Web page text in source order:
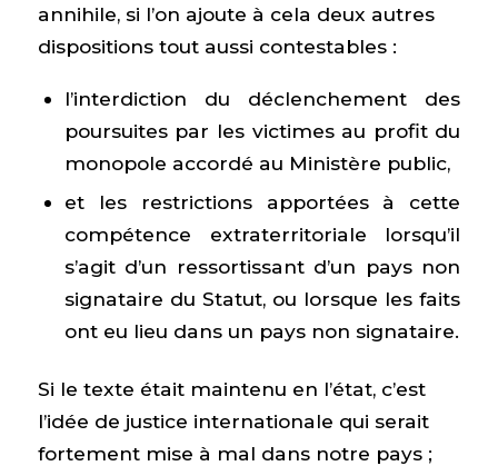
annihile, si l’on ajoute à cela deux autres
dispositions tout aussi contestables :
l’interdiction du déclenchement des
poursuites par les victimes au profit du
monopole accordé au Ministère public,
et les restrictions apportées à cette
compétence extraterritoriale lorsqu’il
s’agit d’un ressortissant d’un pays non
signataire du Statut, ou lorsque les faits
ont eu lieu dans un pays non signataire.
Si le texte était maintenu en l’état, c’est
l’idée de justice internationale qui serait
fortement mise à mal dans notre pays ;